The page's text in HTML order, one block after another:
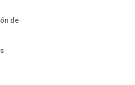
de